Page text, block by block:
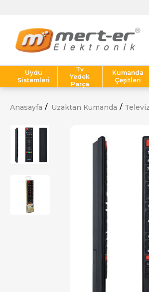
Uydu
Sistemleri
Tv
Yedek
Parça
Kumanda
Çeşitleri
Anasayfa Uzaktan Kumanda